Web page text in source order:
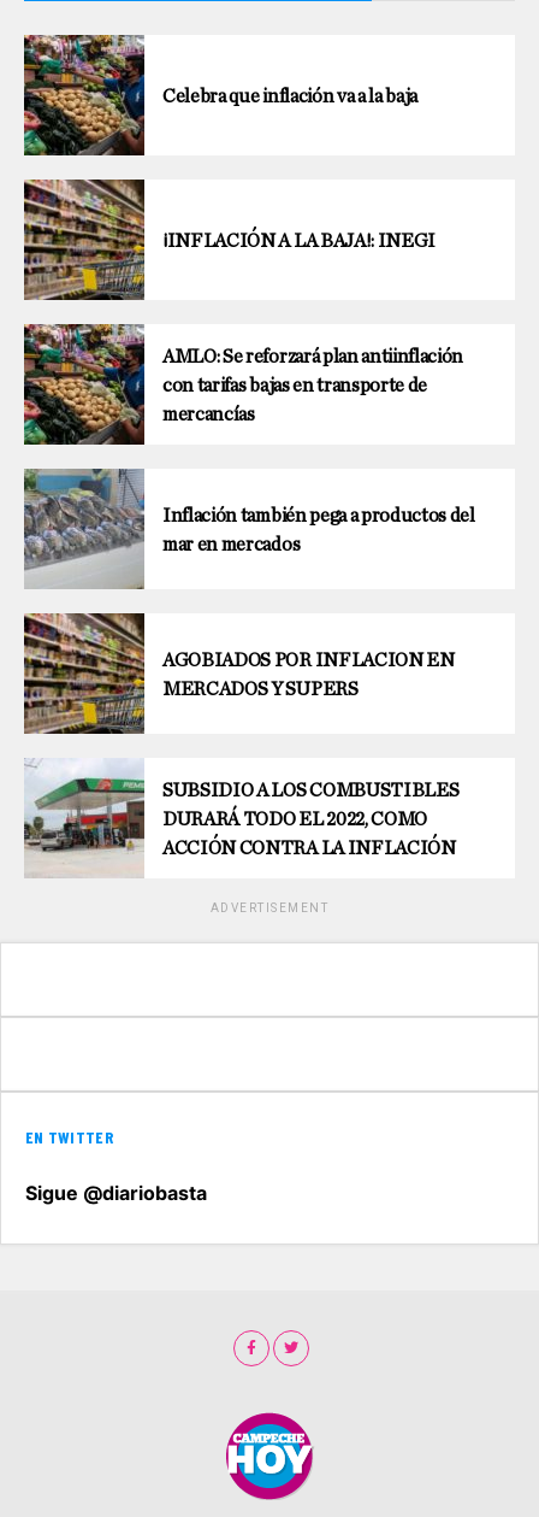
Celebra que inflación va a la baja
¡INFLACIÓN A LA BAJA!: INEGI
AMLO: Se reforzará plan antiinflación
con tarifas bajas en transporte de
mercancías
Inflación también pega a productos del
mar en mercados
AGOBIADOS POR INFLACION EN
MERCADOS Y SUPERS
SUBSIDIO A LOS COMBUSTIBLES
DURARÁ TODO EL 2022, COMO
ACCIÓN CONTRA LA INFLACIÓN
ADVERTISEMENT
EN TWITTER
Sigue @diariobasta